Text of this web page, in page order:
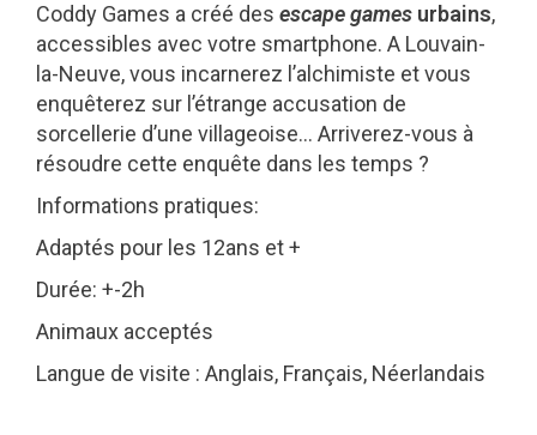
Coddy Games a créé des escape games urbains,
accessibles avec votre smartphone. A Louvain-
la-Neuve, vous incarnerez l’alchimiste et vous
enquêterez sur l’étrange accusation de
sorcellerie d’une villageoise… Arriverez-vous à
résoudre cette enquête dans les temps ?
Informations pratiques:
Adaptés pour les 12ans et +
Durée: +-2h
Animaux acceptés
Langue de visite : Anglais, Français, Néerlandais